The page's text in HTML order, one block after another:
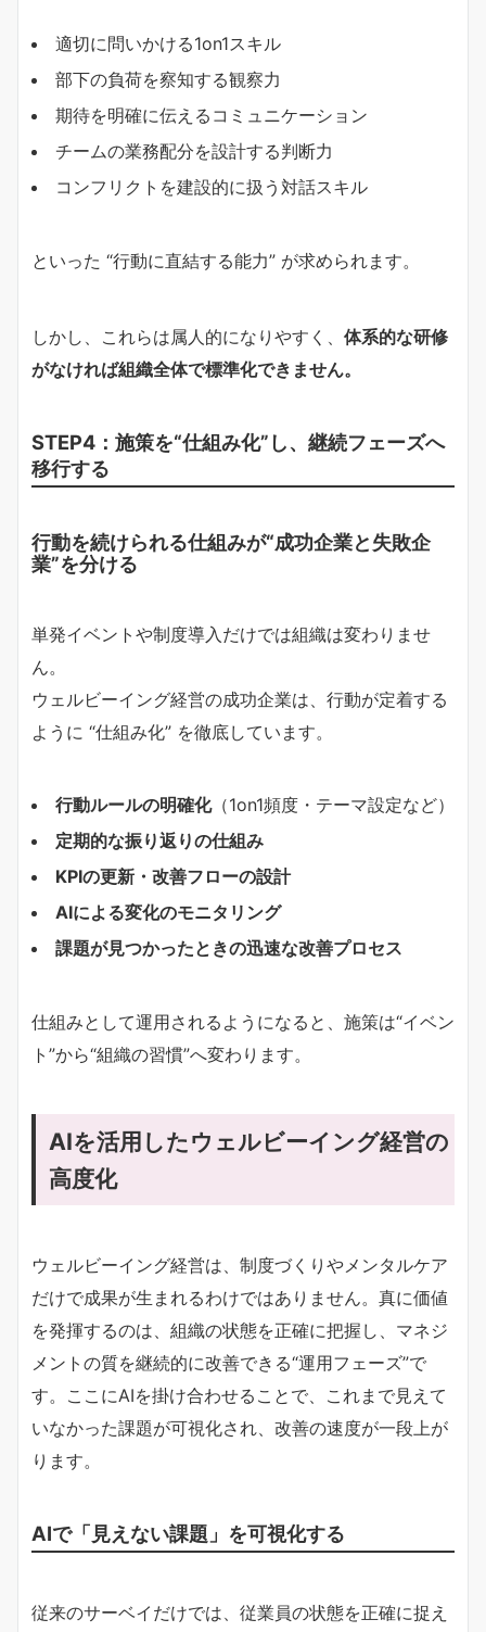
適切に問いかける1on1スキル
部下の負荷を察知する観察力
期待を明確に伝えるコミュニケーション
チームの業務配分を設計する判断力
コンフリクトを建設的に扱う対話スキル
といった “行動に直結する能力” が求められます。
しかし、これらは属人的になりやすく、 体系的な研修
がなければ組織全体で標準化できません。
STEP4：施策を“仕組み化”し、継続フェーズへ
移行する
行動を続けられる仕組みが“成功企業と失敗企
業”を分ける
単発イベントや制度導入だけでは組織は変わりませ
ん。
ウェルビーイング経営の成功企業は、行動が定着する
ように “仕組み化” を徹底しています。
行動ルールの明確化（1on1頻度・テーマ設定など）
定期的な振り返りの仕組み
KPIの更新・改善フローの設計
AIによる変化のモニタリング
課題が見つかったときの迅速な改善プロセス
仕組みとして運用されるようになると、施策は“イベン
ト”から“組織の習慣”へ変わります。
AIを活用したウェルビーイング経営の
高度化
ウェルビーイング経営は、制度づくりやメンタルケア
だけで成果が生まれるわけではありません。真に価値
を発揮するのは、組織の状態を正確に把握し、マネジ
メントの質を継続的に改善できる“運用フェーズ”で
す。ここにAIを掛け合わせることで、これまで見えて
いなかった課題が可視化され、改善の速度が一段上が
ります。
AIで「見えない課題」を可視化する
従来のサーベイだけでは、従業員の状態を正確に捉え